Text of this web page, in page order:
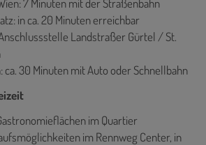
7 Minuten mit der Straßenbahn
in ca. 20 Minuten erreichbar
Landstraßer Gürtel / St.
ca. 30 Minuten mit Auto oder Schnellbahn
im Quartier
im Rennweg Center, in